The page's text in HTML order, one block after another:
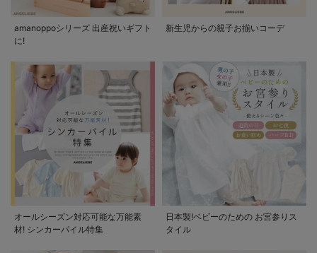
amanoppoシリーズ 出産祝いギフト
に!
新生児からの親子お揃いコーデ
オールシーズン対応可能な万能素
材! シンカーパイル特集
日本製!ベビーのための お宮参りス
タイル